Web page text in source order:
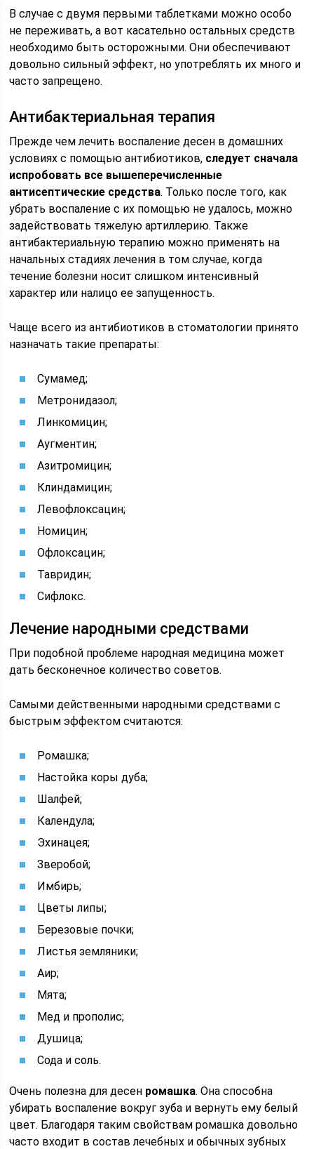
В случае с двумя первыми таблетками можно особо
не переживать, а вот касательно остальных средств
необходимо быть осторожными. Они обеспечивают
довольно сильный эффект, но употреблять их много и
часто запрещено.
Антибактериальная терапия
Прежде чем лечить воспаление десен в домашних
условиях с помощью антибиотиков, следует сначала
испробовать все вышеперечисленные
антисептические средства. Только после того, как
убрать воспаление с их помощью не удалось, можно
задействовать тяжелую артиллерию. Также
антибактериальную терапию можно применять на
начальных стадиях лечения в том случае, когда
течение болезни носит слишком интенсивный
характер или налицо ее запущенность.
Чаще всего из антибиотиков в стоматологии принято
назначать такие препараты:
Сумамед;
Метронидазол;
Линкомицин;
Аугментин;
Азитромицин;
Клиндамицин;
Левофлоксацин;
Номицин;
Офлоксацин;
Тавридин;
Сифлокс.
Лечение народными средствами
При подобной проблеме народная медицина может
дать бесконечное количество советов.
Самыми действенными народными средствами с
быстрым эффектом считаются:
Ромашка;
Настойка коры дуба;
Шалфей;
Календула;
Эхинацея;
Зверобой;
Имбирь;
Цветы липы;
Березовые почки;
Листья земляники;
Аир;
Мята;
Мед и прополис;
Душица;
Сода и соль.
Очень полезна для десен ромашка. Она способна
убирать воспаление вокруг зуба и вернуть ему белый
цвет. Благодаря таким свойствам ромашка довольно
часто входит в состав лечебных и обычных зубных